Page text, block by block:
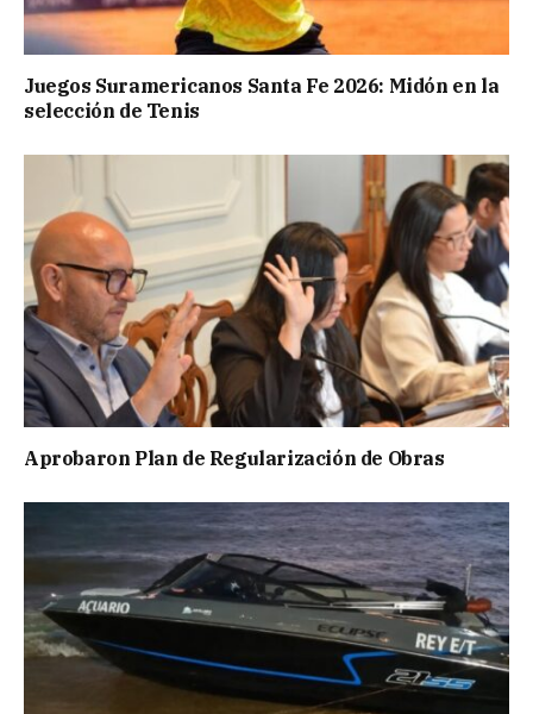
Juegos Suramericanos Santa Fe 2026: Midón en la
selección de Tenis
Aprobaron Plan de Regularización de Obras